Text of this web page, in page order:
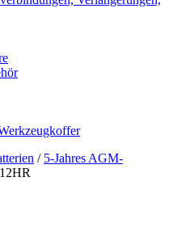
/ 5-Jahres AGM-